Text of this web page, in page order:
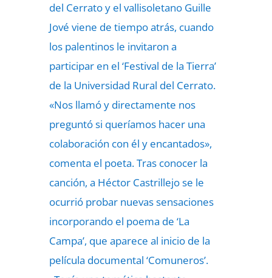
del Cerrato y el vallisoletano Guille
Jové viene de tiempo atrás, cuando
los palentinos le invitaron a
participar en el ‘Festival de la Tierra’
de la Universidad Rural del Cerrato.
«Nos llamó y directamente nos
preguntó si queríamos hacer una
colaboración con él y encantados»,
comenta el poeta. Tras conocer la
canción, a Héctor Castrillejo se le
ocurrió probar nuevas sensaciones
incorporando el poema de ‘La
Campa’, que aparece al inicio de la
película documental ‘Comuneros’.